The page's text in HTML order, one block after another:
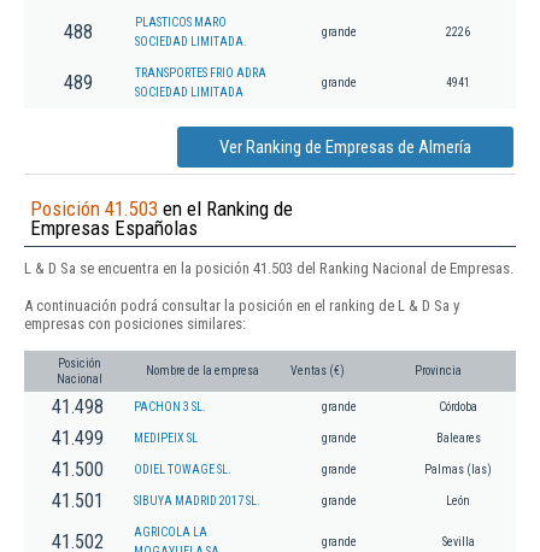
488
PLASTICOS MARO
SOCIEDAD LIMITADA.
grande 2226
489
TRANSPORTES FRIO ADRA
SOCIEDAD LIMITADA
grande 4941
Ver Ranking de Empresas de Almería
Posición 41.503 en el Ranking de
Empresas Españolas
L & D Sa se encuentra en la posición 41.503 del Ranking Nacional de Empresas.
A continuación podrá consultar la posición en el ranking de L & D Sa y
empresas con posiciones similares:
Posición
Nacional
Nombre de la empresa Ventas (€) Provincia
41.498 PACHON 3 SL. grande Córdoba
41.499 MEDIPEIX SL grande Baleares
41.500 ODIEL TOWAGE SL. grande Palmas (las)
41.501 SIBUYA MADRID 2017 SL. grande León
41.502
AGRICOLA LA
grande Sevilla